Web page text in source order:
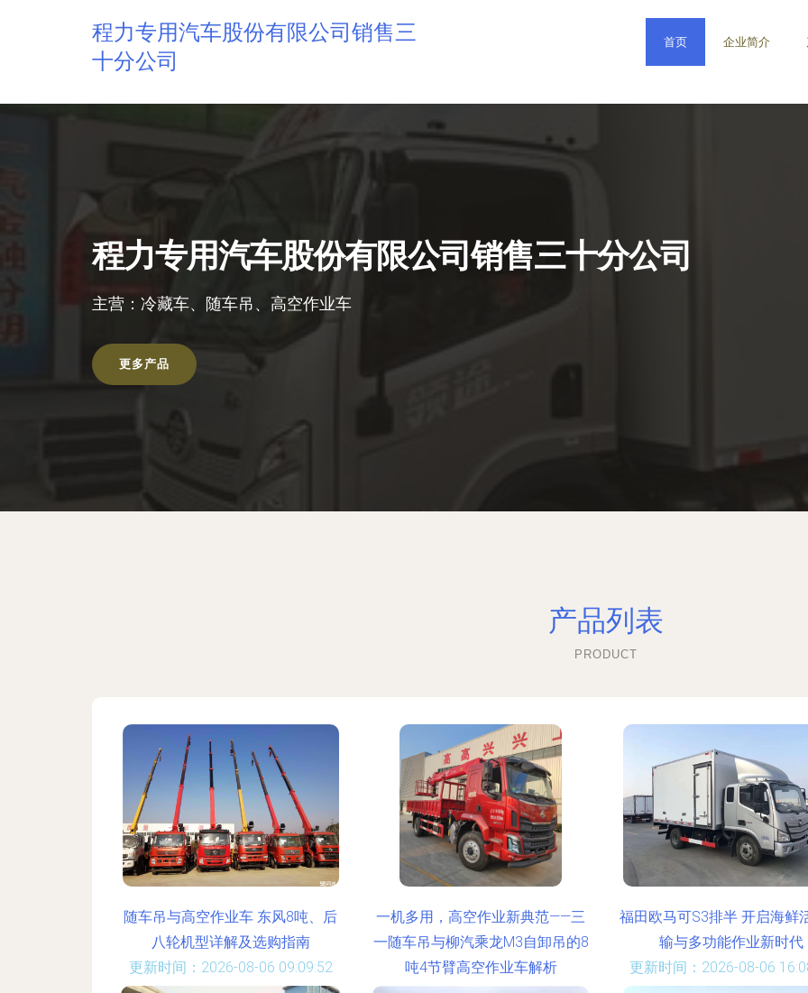
程力专用汽车股份有限公司销售三
十分公司
首页 企业简介
程力专用汽车股份有限公司销售三十分公司
主营：冷藏车、随车吊、高空作业车
更多产品
产品列表
PRODUCT
随车吊与高空作业车 东风8吨、后
八轮机型详解及选购指南
更新时间：2026-08-06 09:09:52
一机多用，高空作业新典范——三
一随车吊与柳汽乘龙M3自卸吊的8
吨4节臂高空作业车解析
福田欧马可S3排半 开启海鲜
输与多功能作业新时代
更新时间：2026-08-06